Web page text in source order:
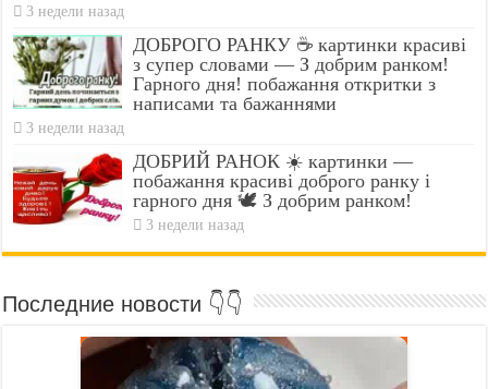
3 недели назад
ДОБРОГО РАНКУ ☕ картинки красиві
з супер словами — З добрим ранком!
Гарного дня! побажання откритки з
написами та бажаннями
3 недели назад
ДОБРИЙ РАНОК ☀️ картинки —
побажання красиві доброго ранку і
гарного дня 🕊️ З добрим ранком!
3 недели назад
Последние новости 👇👇